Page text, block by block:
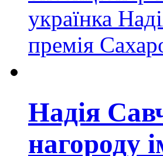
українка
премія
Надія
нагороду